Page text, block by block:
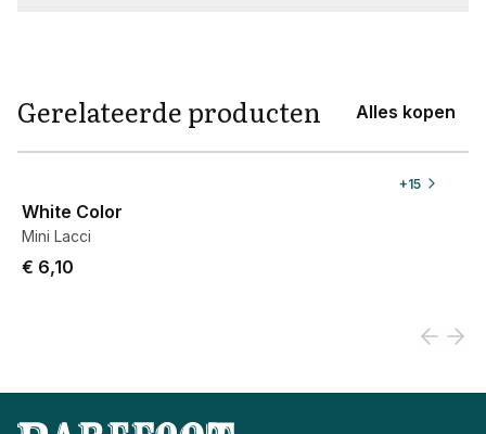
Gerelateerde producten Alles kopen
+15
White Color
Mini Lacci
€ 6,10